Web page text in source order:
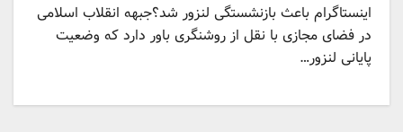
اینستاگرام باعث بازنشستگی لنزور شد؟جبهه انقلاب اسلامی
در فضای مجازی با نقل از روشنگری باور دارد که وضعیت
پایانی لنزور…